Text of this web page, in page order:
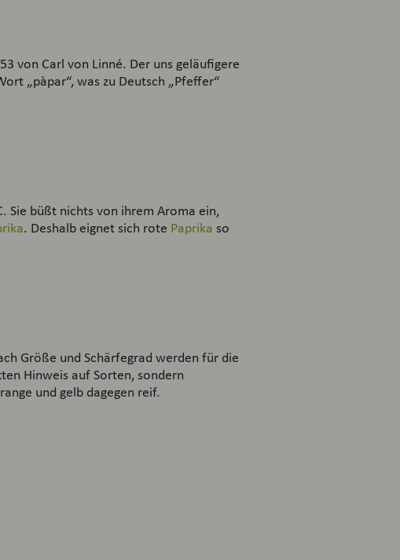
von Carl von Linné. Der uns geläufigere
„pàpar“, was zu Deutsch „Pfeffer“
Sie büßt nichts von ihrem Aroma ein,
. Deshalb eignet sich rote Paprika so
Größe und Schärfegrad werden für die
Hinweis auf Sorten, sondern
und gelb dagegen reif.